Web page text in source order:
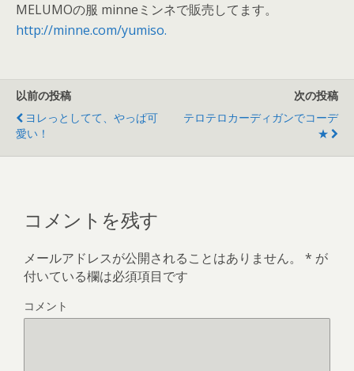
MELUMOの服 minneミンネで販売してます。
http://minne.com/yumiso.
以前の投稿
ヨレっとしてて、やっぱ可
愛い！
次の投稿
テロテロカーディガンでコーデ
★
コメントを残す
メールアドレスが公開されることはありません。 * が
付いている欄は必須項目です
コメント